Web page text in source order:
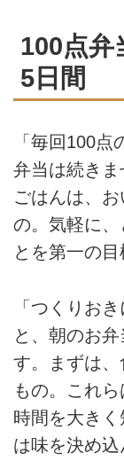
100点弁
5日間
「毎回100
弁当は続き
ごはんは、
の。気軽に、
とを第一の目
「つくりお
と、朝のお
す。まずは
もの。これ
時間を大き
は味を決め